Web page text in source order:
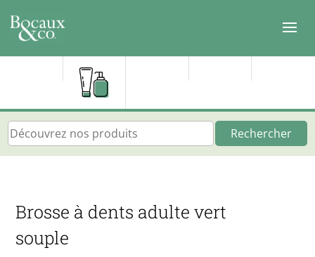
Rechercher
Brosse à dents adulte vert
souple